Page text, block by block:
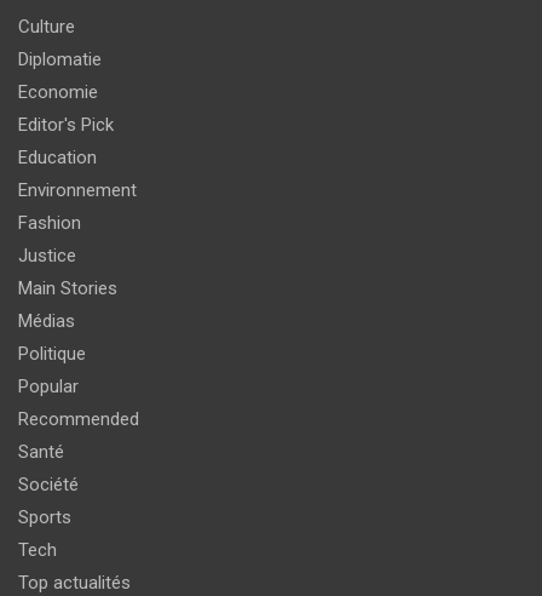
Culture
Diplomatie
Economie
Editor's Pick
Education
Environnement
Fashion
Justice
Main Stories
Médias
Politique
Popular
Recommended
Santé
Société
Sports
Tech
Top actualités